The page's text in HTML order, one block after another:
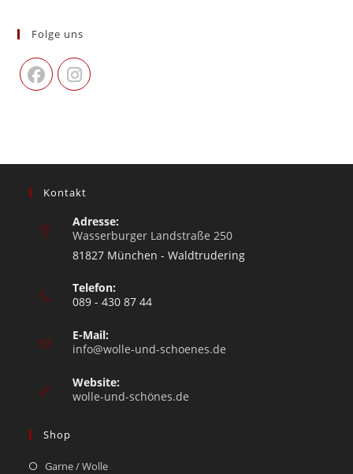
Folge uns
Kontakt
Adresse:
Wasserburger Landstraße 250
81827 München - Waldtrudering
Telefon:
089 - 430 87 44
E-Mail:
info@wolle-und-schoenes.de
Website:
wolle-und-schönes.de
Shop
Garne / Wolle